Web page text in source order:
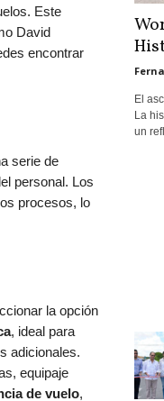
Este
David
encontrar
serie de
personal. Los
procesos, lo
la opción
, ideal para
adicionales.
equipaje
de vuelo,
El
La
un